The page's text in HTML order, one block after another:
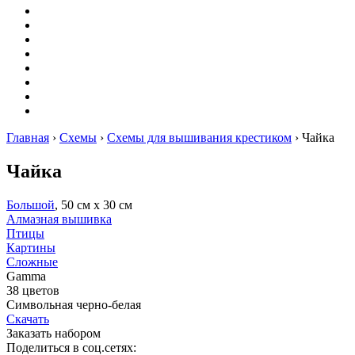
Главная › Схемы › Схемы для вышивания крестиком › Чайка
Чайка
Большой, 50 см х 30 см
Алмазная вышивка
Птицы
Картины
Сложные
Gamma
38 цветов
Символьная черно-белая
Скачать
Заказать набором
Поделиться в соц.сетях: